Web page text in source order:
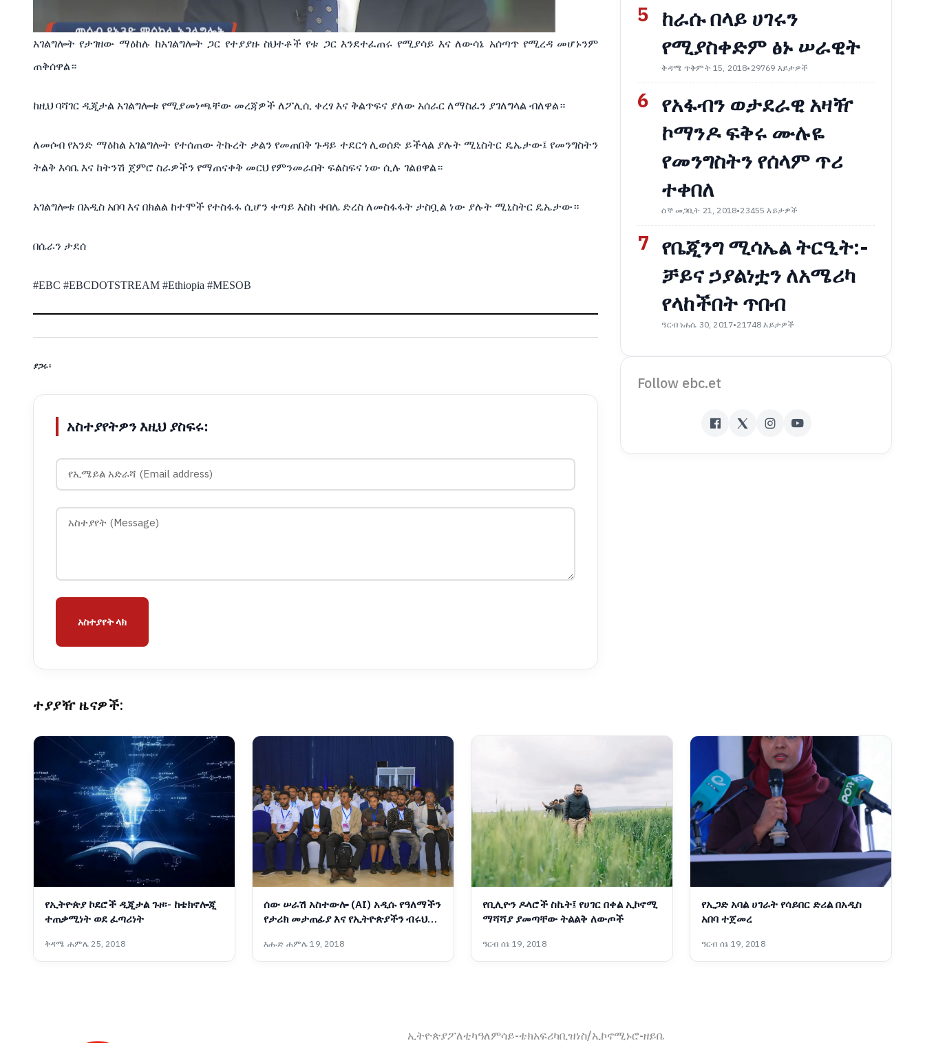
አገልግሎት የታገዘው ማዕከሉ ከአገልግሎት ጋር የተያያዙ ስህተቶች የቱ ጋር እንደተፈጠሩ የሚያሳይ እና ለውሳኔ አሰጣጥ የሚረዳ መሆኑንም
ጠቅሰዋል።
ከዚህ ባሻገር ዲጂታል አገልግሎቱ የሚያመነጫቸው መረጃዎች ለፖሊሲ ቀረፃ እና ቅልጥፍና ያለው አሰራር ለማስፈን ያገለግላል ብለዋል።
ለመሶብ የአንድ ማዕከል አገልግሎት የተሰጠው ትኩረት ቃልን የመጠበቅ ጉዳይ ተደርጎ ሊወሰድ ይችላል ያሉት ሚኒስትር ዴኤታው፤ የመንግስትን
ትልቅ እሳቤ እና ከትንሽ ጀምሮ ስራዎችን የማጠናቀቅ መርህ የምንመራበት ፍልስፍና ነው ሲሉ ገልፀዋል።
አገልግሎቱ በአዲስ አበባ እና በክልል ከተሞች የተስፋፋ ሲሆን ቀጣይ እስከ ቀበሌ ድረስ ለመስፋፋት ታስቧል ነው ያሉት ሚኒስትር ዴኤታው።
በሴራን ታደሰ
#EBC #EBCDOTSTREAM #Ethiopia #MESOB
ያጋሩ፡
አስተያየትዎን እዚህ ያስፍሩ:
አስተያየት ላክ
5 ከራሱ በላይ ሀገሩን
የሚያስቀድም ፅኑ ሠራዊት
ቅዳሜ ጥቅምት 15, 2018•29769 እይታዎች
6 የአፋብን ወታደራዊ አዛዥ
ኮማንዶ ፍቅሩ ሙሉዬ
የመንግስትን የሰላም ጥሪ
ተቀበለ
ሰኞ መጋቢት 21, 2018•23455 እይታዎች
7 የቤጂንግ ሚሳኤል ትርዒት:-
ቻይና ኃያልነቷን ለአሜሪካ
የላከችበት ጥበብ
ዓርብ ነሐሴ 30, 2017•21748 እይታዎች
Follow ebc.et
ተያያዥ ዜናዎች:
የኢትዮጵያ ኮደሮች ዲጂታል ጉዞ፡- ከቴክኖሎጂ
ተጠቃሚነት ወደ ፈጣሪነት
ቅዳሜ ሐምሌ 25, 2018
ሰው ሠራሽ አስተውሎ (AI) አዲሱ የዓለማችን
የታሪክ መታጠፊያ እና የኢትዮጵያችን ብሩህ
እሑድ ሐምሌ 19, 2018
የቢሊዮን ዶላሮች ስኬት፤ የሀገር በቀል ኢኮኖሚ
ማሻሻያ ያመጣቸው ትልልቅ ለውጦች
ዓርብ ሰኔ 19, 2018
የኢጋድ አባል ሀገራት የሳይበር ድሪል በአዲስ
አበባ ተጀመረ
ዓርብ ሰኔ 19, 2018
ኢትዮጵያፖለቲካዓለምሳይ-ቴክአፍሪካቢዝነስ/ኢኮኖሚኑሮ-ዘይቤ